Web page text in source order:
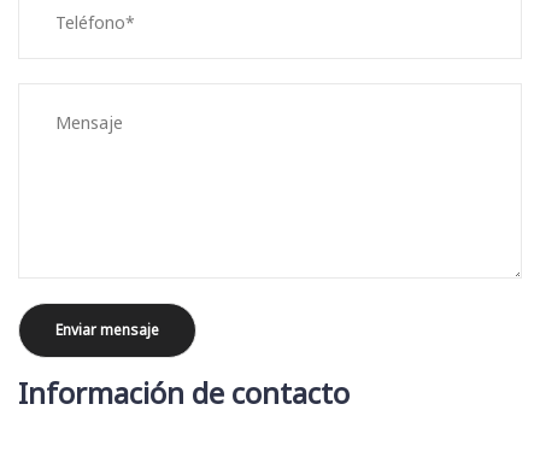
Información de contacto